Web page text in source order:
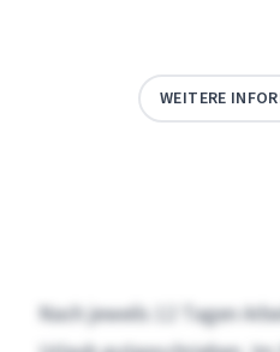
WEITERE
Nach jeweils 12 Tagen